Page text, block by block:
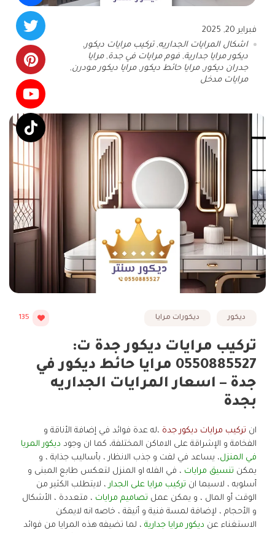
فبراير 20, 2025
اشكال المرايات الجداريه,تركيب مرايات ديكور,
ديكور مرايا جدارية, فوم مرايات في جدة,مرايا
جدران ديكور,مرايا حائط ديكور,مرايا ديكور مودرن,
مرايات مدخل
ديكور ديكورات مرايا 135
تركيب مرايات ديكور جدة ت:
0550885527 مرايا حائط ديكور في
جدة – اسعار المرايات الجداريه
بجدة
ان تركيب مرايات ديكور جدة ،له عدة فوائد في إضافة الأناقة و
الفخامة و الإشراقة على الاماكن المختلفة، كما ان وجود ديكور المريا
في المنزل، يساعد في لفت و جذب الانظار ، بأساليب جذابة ، و
يمكن تنسيق مرايات ، في الفله او المنزل لتعكس طابع المبنى و
أسلوبه ، لاسيما ان تركيب مرايا على الجدار ، لايتطلب الكثير من
الوقت أو المال ، و يمكن عمل تصاميم مرايات ، متعددة ، الأشكال
و الأحجام ، لإضافة لمسة فنية و أنيقة ، خاصه انه لايمكن
الاستغناء عن ديكور مرايا جدارية ، لما تضيفه هذه المرايا من فوائد